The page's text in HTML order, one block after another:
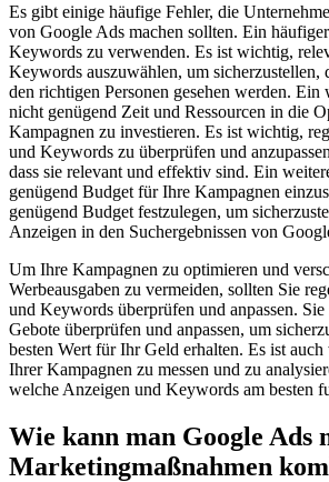
Es gibt einige häufige Fehler, die
von Google Ads machen sollten. Ein
Keywords zu verwenden. Es ist wichtig,
Keywords auszuwählen, um sicherzustellen,
den richtigen Personen gesehen werden. Ein
nicht genügend Zeit und Ressourcen in die
Kampagnen zu investieren. Es ist wichtig,
und Keywords zu überprüfen und
dass sie relevant und effektiv sind. Ein
genügend Budget für Ihre Kampagnen
genügend Budget festzulegen, um
Anzeigen in den Suchergebnissen von
Um Ihre Kampagnen zu optimieren und
Werbeausgaben zu vermeiden, sollten Sie
und Keywords überprüfen und anpassen.
Gebote überprüfen und anpassen, um
besten Wert für Ihr Geld erhalten. Es ist
Ihrer Kampagnen zu messen und zu
welche Anzeigen und Keywords am besten
Wie kann man Google Ads
Marketingmaßnahmen